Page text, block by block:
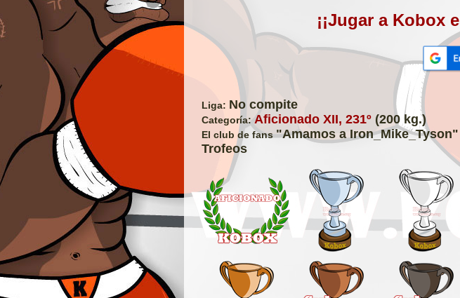
¡¡Jugar a Kobox
Liga: No compite
Categoría:Aficionado XII, 231º (200 kg.)
El club de fans "Amamos a Iron_Mike_Tyson"
Trofeos